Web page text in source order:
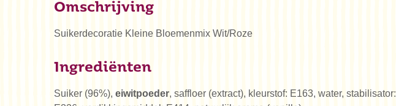
Omschrijving
Suikerdecoratie Kleine Bloemenmix Wit/Roze
Ingrediënten
Suiker (96%), eiwitpoeder, saffloer (extract), kleurstof: E163, water, stabilisator: